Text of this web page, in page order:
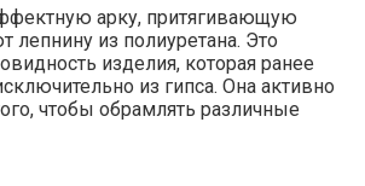
арку, притягивающую
лепнину из полиуретана. Это
изделия, которая ранее
из гипса. Она активно
чтобы обрамлять различные